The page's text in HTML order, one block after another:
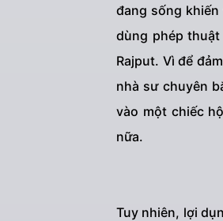
đang sống
dùng phép
Rajput. Vì để
nhà sư chuyên
vào một chiếc
nữa.
Tuy nhiên, lợi